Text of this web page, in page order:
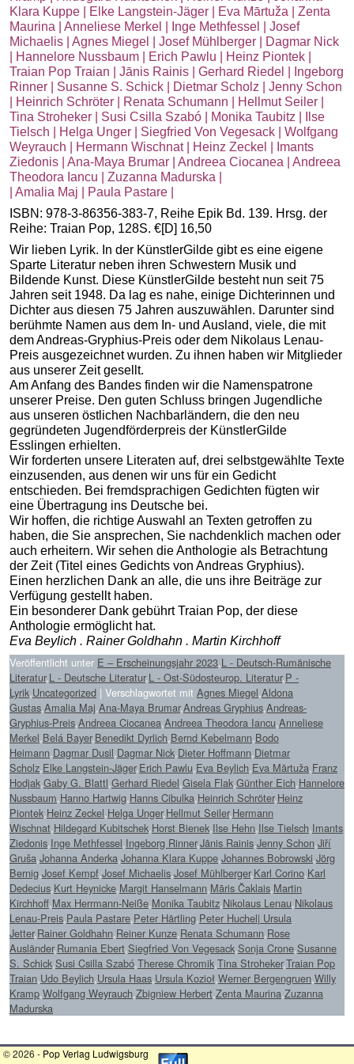
Klara Kuppe | Elke Langstein-Jäger | Eva Mārtuža | Zenta
Maurina | Anneliese Merkel | Inge Methfessel | Josef
Michaelis | Agnes Miegel | Josef Mühlberger | Dagmar Nick
| Hannelore Nussbaum | Erich Pawlu | Heinz Piontek |
Traian Pop Traian | Jānis Rainis | Gerhard Riedel | Ingeborg
Rinner | Susanne S. Schick | Dietmar Scholz | Jenny Schon
| Heinrich Schröter | Renata Schumann | Hellmut Seiler |
Tina Stroheker | Susi Csilla Szabó | Monika Taubitz | Ilse
Tielsch | Helga Unger | Siegfried Von Vegesack | Wolfgang
Weyrauch | Hermann Wischnat | Heinz Zeckel | Imants
Ziedonis | Ana-Maya Brumar | Andreea Ciocanea | Andreea
Theodora Iancu | Zuzanna Madurska |
| Amalia Maj | Paula Pastare |
ISBN: 978-3-86356-383-7, Reihe Epik Bd. 139. Hrsg. der
Reihe: Traian Pop, 128S. €[D] 16,50
Wir lieben Lyrik. In der KünstlerGilde gibt es eine eigene
Sparte Literatur neben ihren Schwestern Musik und
Bildende Kunst. Diese KünstlerGilde besteht nun seit 75
Jahren seit 1948. Da lag es nahe, einige Dichterinnen und
Dichter aus diesen 75 Jahren auszuwählen. Darunter sind
berühmte Namen aus dem In- und Ausland, viele, die mit
dem Andreas-Gryphius-Preis oder dem Nikolaus Lenau-
Preis ausgezeichnet wurden. Zu ihnen haben wir Mitglieder
aus unserer Zeit gesellt.
Am Anfang des Bandes finden wir die Namenspatrone
unserer Preise. Den guten Schluss bringen Jugendliche
aus unseren östlichen Nachbarländern, die den neu
gegründeten Jugendförderpreis der KünstlerGilde
Esslingen erhielten.
Wir forderten unsere Literaten auf, drei selbstgewählte Texte
einzusenden, aus denen wir uns für ein Gedicht
entschieden. Bei fremdsprachigen Gedichten fügten wir
eine Übertragung ins Deutsche bei.
Wir hoffen, die richtige Auswahl an Texten getroffen zu
haben, die Sie ansprechen, Sie nachdenklich machen oder
auch erheitern. Wir sehen die Anthologie als Betrachtung
der Zeit (Titel eines Gedichts von Andreas Gryphius).
Einen herzlichen Dank an alle, die uns ihre Beiträge zur
Verfügung gestellt haben.
Ein besonderer Dank gebührt Traian Pop, der diese
Anthologie ermöglicht hat.
Eva Beylich . Rainer Goldhahn . Martin Kirchhoff
Veröffentlicht unter E – Erscheinungsjahr 2023,L - Deutsch-Rumänische
Literatur,L - Deutsche Literatur,L - Ost-Südosteurop. Literatur,P -
Lyrik,Uncategorized | Verschlagwortet mit Agnes Miegel,Aldona
Gustas,Amalia Maj,Ana-Maya Brumar,Andreas Gryphius,Andreas-
Gryphius-Preis,Andreea Ciocanea,Andreea Theodora Iancu,Anneliese
Merkel,Belá Bayer,Benedikt Dyrlich,Bernd Kebelmann,Bodo
Heimann,Dagmar Dusil,Dagmar Nick,Dieter Hoffmann,Dietmar
Scholz,Elke Langstein-Jäger,Erich Pawlu,Eva Beylich,Eva Mārtuža,Franz
Hodjak,Gaby G. Blattl,Gerhard Riedel,Gisela Flak,Günther Eich,Hannelore
Nussbaum,Hanno Hartwig,Hanns Cibulka,Heinrich Schröter,Heinz
Piontek,Heinz Zeckel,Helga Unger,Hellmut Seiler,Hermann
Wischnat,Hildegard Kubitschek,Horst Bienek,Ilse Hehn,Ilse Tielsch,Imants
Ziedonis,Inge Methfessel,Ingeborg Rinner,Jānis Rainis,Jenny Schon,Jiří
Gruša,Johanna Anderka,Johanna Klara Kuppe,Johannes Bobrowski,Jörg
Bernig,Josef Kempf,Josef Michaelis,Josef Mühlberger,Karl Corino,Karl
Dedecius,Kurt Heynicke,Margit Hanselmann,Māris Čaklais,Martin
Kirchhoff,Max Herrmann-Neiße,Monika Taubitz,Nikolaus Lenau,Nikolaus
Lenau-Preis,Paula Pastare,Peter Härtling,Peter Huchel| Ursula
Jetter,Rainer Goldhahn,Reiner Kunze,Renata Schumann,Rose
Ausländer,Rumania Ebert,Siegfried Von Vegesack,Sonja Crone,Susanne
S. Schick,Susi Csilla Szabó,Therese Chromik,Tina Stroheker,Traian Pop
Traian,Udo Beylich,Ursula Haas,Ursula Kozioł,Werner Bergengruen,Willy
Kramp,Wolfgang Weyrauch,Zbigniew Herbert,Zenta Maurina,Zuzanna
Madurska
© 2026 - Pop Verlag Ludwigsburg